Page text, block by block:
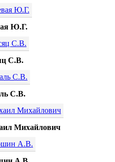
Ю.Г.
С.В.
С.В.
Михайлович